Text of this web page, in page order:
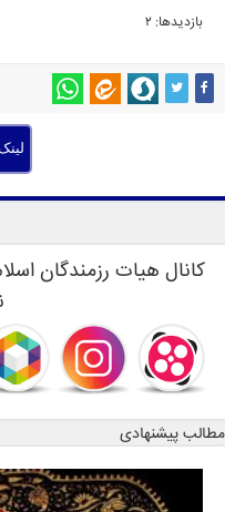
بازدیدها: 2
کانال هیات رزمندگان
مطالب پیشنهادی